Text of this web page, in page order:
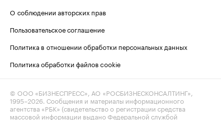
О соблюдении авторских прав
Пользовательское соглашение
Политика в отношении обработки персональных данных
Политика обработки файлов cookie
© ООО «БИЗНЕСПРЕСС», АО «РОСБИЗНЕСКОНСАЛТИНГ»,
1995–2026 . Сообщения и материалы информационного
агентства «РБК» (свидетельство о регистрации средства
массовой информации выдано Федеральной службой